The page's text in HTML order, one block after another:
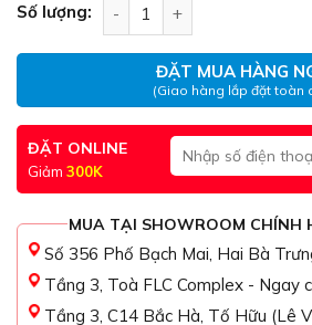
Số lượng:
ĐẶT MUA HÀNG
(Giao hàng lắp đặt toàn
ĐẶT ONLINE
Giảm 300K
MUA TẠI SHOWROOM CHÍNH
Số 356 Phố Bạch Mai, Hai Bà
Tầng 3, Toà FLC Complex - Ngay
Tầng 3, C14 Bắc Hà, Tố Hữu (Lê